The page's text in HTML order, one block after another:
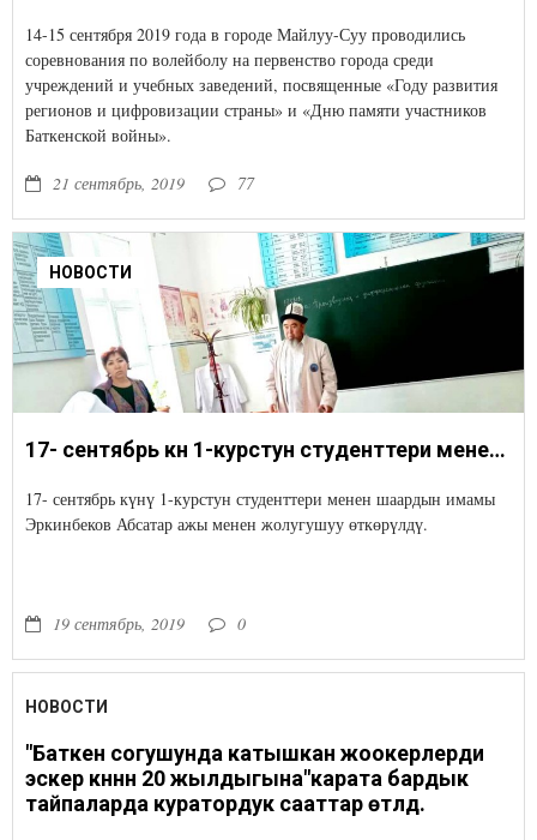
14-15 сентября 2019 года в городе Майлуу-Суу проводились
соревнования по волейболу на первенство города среди
учреждений и учебных заведений, посвященные «Году развития
регионов и цифровизации страны» и «Дню памяти участников
Баткенской войны».
21 сентябрь, 2019 77
НОВОСТИ
17- сентябрь күнү 1-курстун студенттери менен шаардын имамы Эркинбеков Абсатар ажы менен жолугушуу өткөрүлдү.
17- сентябрь күнү 1-курстун студенттери менен шаардын имамы
Эркинбеков Абсатар ажы менен жолугушуу өткөрүлдү.
19 сентябрь, 2019 0
НОВОСТИ
"Баткен согушунда катышкан жоокерлерди
эскерүү күнүнүн 20 жылдыгына"карата бардык
тайпаларда куратордук сааттар өтүлдү.